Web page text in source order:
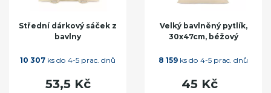
Střední dárkový sáček z
bavlny
10 307 ks do 4-5 prac. dnů
53,5 Kč
Velký bavlněný pytlík,
30x47cm, béžový
8 159 ks do 4-5 prac. dnů
45 Kč